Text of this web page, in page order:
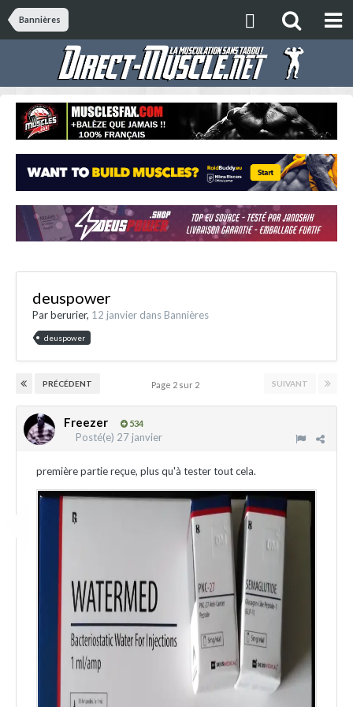
Bannières
deuspower
Parberurier, 12 janvier dans Bannières
deuspower
PRÉCÉDENT SUIVANT
Page 2 sur 2
Freezer 534
Posté(e) 27 janvier
première partie reçue, plus qu'à tester tout cela.